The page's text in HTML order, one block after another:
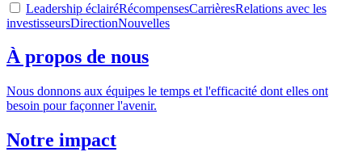
Leadership éclairéRécompensesCarrièresRelations avec les
investisseursDirectionNouvelles
À propos de nous
Nous donnons aux équipes le temps et l'efficacité dont elles ont
besoin pour façonner l'avenir.
Notre impact